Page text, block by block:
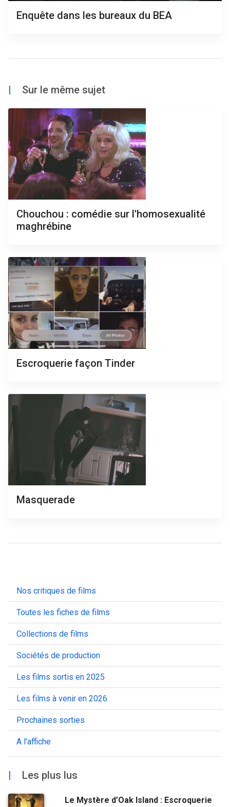
Enquête dans les bureaux du BEA
| Sur le même sujet
Chouchou : comédie sur l'homosexualité
maghrébine
Escroquerie façon Tinder
Masquerade
Nos critiques de films
Toutes les fiches de films
Collections de films
Sociétés de production
Les films sortis en 2025
Les films à venir en 2026
Prochaines sorties
A l'affiche
| Les plus lus
Le Mystère d’Oak Island : Escroquerie